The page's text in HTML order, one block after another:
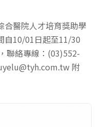
合醫院人才培育獎助學
自10/01日起至11/30
聯絡專線：(03)552-
附